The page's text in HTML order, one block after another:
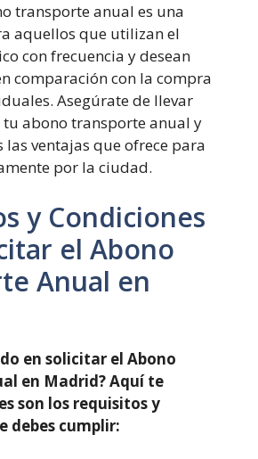
transporte anual es una
aquellos que utilizan el
con frecuencia y desean
comparación con la compra
Asegúrate de llevar
abono transporte anual y
las ventajas que ofrece para
por la ciudad.
y Condiciones
el Abono
Anual en
en solicitar el Abono
en Madrid? Aquí te
son los requisitos y
debes cumplir: